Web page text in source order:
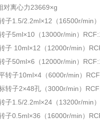
对离心力23669×g
子1.5/2.2ml×12（16500r/min
子5ml×10（13000r/min）
子 10ml×12（12000r/min）
子50ml×6（12000r/min）
转子10ml×4（6000r/min）
转子2×48孔（3000r/min）
子1.5/2.2ml×24（13200r/min
子0.5ml×36（16000r/min）